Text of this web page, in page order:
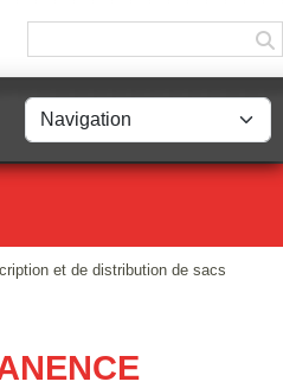
et de distribution de sacs